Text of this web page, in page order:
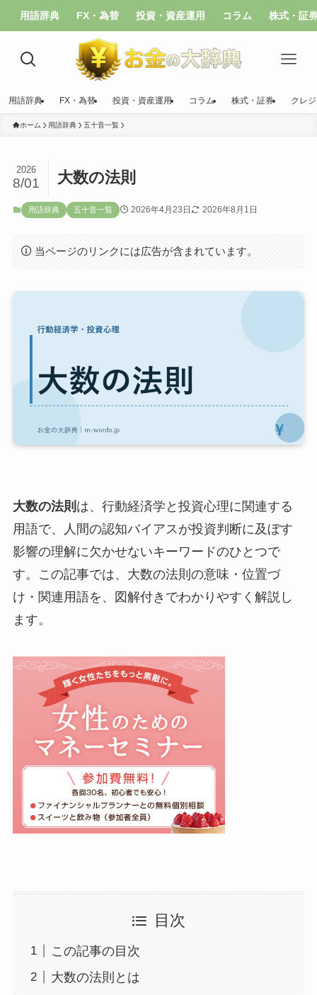
用語辞典 FX・為替 投資・資産運用 コラム 株式・証
用語辞典 FX・為替 投資・資産運用 コラム 株式・証券 クレ
ホーム 用語辞典 五十音一覧
大数の法則
2026
8/01
用語辞典 五十音一覧 2026年4月23日 2026年8月1日
当ページのリンクには広告が含まれています。
大数の法則 は、行動経済学と投資心理に関連する
用語で、人間の認知バイアスが投資判断に及ぼす
影響の理解に欠かせないキーワードのひとつで
す。この記事では、大数の法則の意味・位置づ
け・関連用語を、図解付きでわかりやすく解説し
ます。
目次
この記事の目次
大数の法則とは